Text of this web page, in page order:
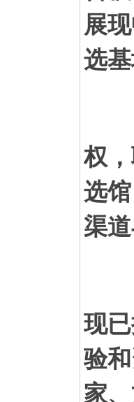
展
选
权，
选
渠
现
验
家